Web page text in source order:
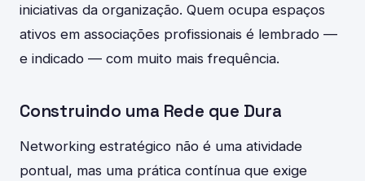
iniciativas da organização. Quem ocupa espaços
ativos em associações profissionais é lembrado —
e indicado — com muito mais frequência.
Construindo uma Rede que Dura
Networking estratégico não é uma atividade
pontual, mas uma prática contínua que exige